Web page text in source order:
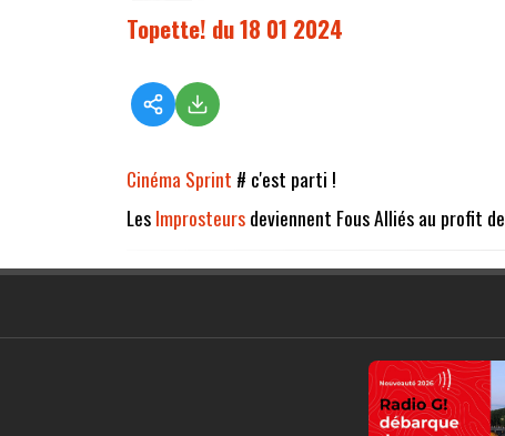
Topette! du 18 01 2024
Cinéma Sprint # c'est parti !
LesImprosteursdeviennent Fous Alliés au profit de